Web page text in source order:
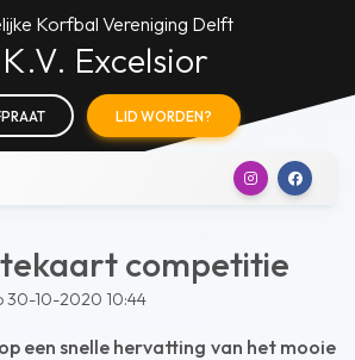
Korfbal Vereniging Delft
Excelsior
LID WORDEN?
competitie
30-10-2020 10:44
een snelle hervatting van het mooie